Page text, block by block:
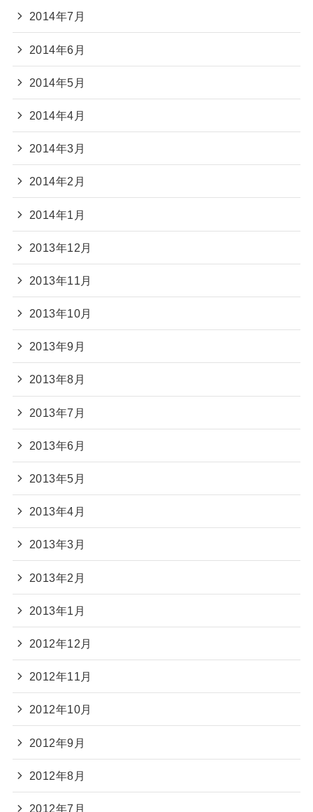
2014年7月
2014年6月
2014年5月
2014年4月
2014年3月
2014年2月
2014年1月
2013年12月
2013年11月
2013年10月
2013年9月
2013年8月
2013年7月
2013年6月
2013年5月
2013年4月
2013年3月
2013年2月
2013年1月
2012年12月
2012年11月
2012年10月
2012年9月
2012年8月
2012年7月